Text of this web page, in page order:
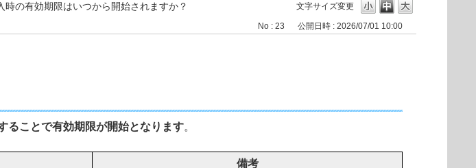
文字サイズ変更
時の有効期限はいつから開始されますか？
No : 23 公開日時 : 2026/07/01 10:00
ることで有効期限が開始となります。
備考